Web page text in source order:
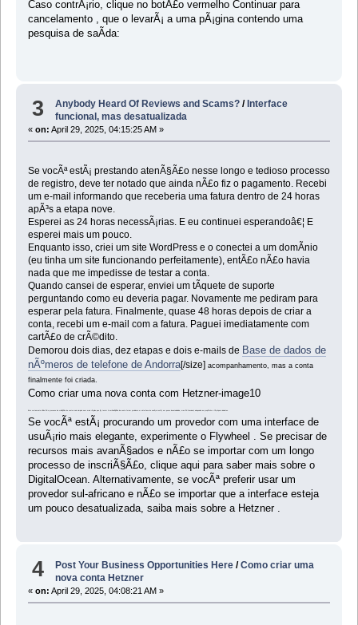
Caso contrÃ¡rio, clique no botÃ£o vermelho Continuar para
cancelamento , que o levarÃ¡ a uma pÃ¡gina contendo uma
pesquisa de saÃ­da:
3 Anybody Heard Of Reviews and Scams? / Interface
funcional, mas desatualizada
« on: April 29, 2025, 04:15:25 AM »
Se vocÃª estÃ¡ prestando atenÃ§Ã£o nesse longo e tedioso processo
de registro, deve ter notado que ainda nÃ£o fiz o pagamento. Recebi
um e-mail informando que receberia uma fatura dentro de 24 horas
apÃ³s a etapa nove.
Esperei as 24 horas necessÃ¡rias. E eu continuei esperandoâ€¦ E
esperei mais um pouco.
Enquanto isso, criei um site WordPress e o conectei a um domÃ­nio
(eu tinha um site funcionando perfeitamente), entÃ£o nÃ£o havia
nada que me impedisse de testar a conta.
Quando cansei de esperar, enviei um tÃ­quete de suporte
perguntando como eu deveria pagar. Novamente me pediram para
esperar pela fatura. Finalmente, quase 48 horas depois de criar a
conta, recebi um e-mail com a fatura. Paguei imediatamente com
cartÃ£o de crÃ©dito.
Demorou dois dias, dez etapas e dois e-mails de Base de dados de
nÃºmeros de telefone de Andorra[/size] acompanhamento, mas a conta
finalmente foi criada.
Como criar uma nova conta com Hetzner-image10
Se vocÃª estÃ¡ procurando um provedor com uma interface de
usuÃ¡rio mais elegante, experimente o Flywheel . Se precisar de
recursos mais avanÃ§ados e nÃ£o se importar com um longo
processo de inscriÃ§Ã£o, clique aqui para saber mais sobre o
DigitalOcean. Alternativamente, se vocÃª preferir usar um
provedor sul-africano e nÃ£o se importar que a interface esteja
um pouco desatualizada, saiba mais sobre a Hetzner .
4 Post Your Business Opportunities Here /Como criar uma
nova conta Hetzner
« on: April 29, 2025, 04:08:21 AM »